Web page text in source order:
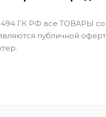
ГК РФ все ТОВАРЫ со
публичной